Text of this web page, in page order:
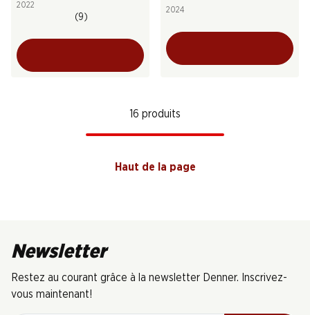
2022
(9)
2024
16 produits
Haut de la page
Newsletter
Restez au courant grâce à la newsletter Denner. Inscrivez-
vous maintenant!